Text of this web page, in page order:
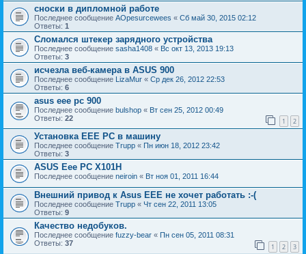
сноски в дипломной работе
Последнее сообщение AOpesurcewees « Сб май 30, 2015 02:12
Ответы: 1
Сломался штекер зарядного устройства
Последнее сообщение sasha1408 « Вс окт 13, 2013 19:13
Ответы: 3
исчезла веб-камера в ASUS 900
Последнее сообщение LizaMur « Ср дек 26, 2012 22:53
Ответы: 6
asus eee pc 900
Последнее сообщение bulshop « Вт сен 25, 2012 00:49
Ответы: 22 1 2
Установка EEE PC в машину
Последнее сообщение Trupp « Пн июн 18, 2012 23:42
Ответы: 3
ASUS Eee PC X101H
Последнее сообщение neiroin « Вт ноя 01, 2011 16:44
Внешний привод к Asus EEE не хочет работать :-(
Последнее сообщение Trupp « Чт сен 22, 2011 13:05
Ответы: 9
Качество недобуков.
Последнее сообщение fuzzy-bear « Пн сен 05, 2011 08:31
Ответы: 37 1 2 3